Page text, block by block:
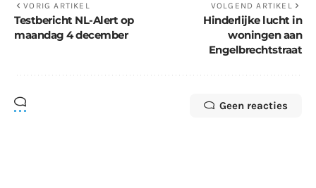
VORIG ARTIKEL
Testbericht NL-Alert op
maandag 4 december
VOLGEND ARTIKEL
Hinderlijke lucht in
woningen aan
Engelbrechtstraat
Geen reacties